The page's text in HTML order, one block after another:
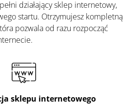
działający sklep internetowy,
startu. Otrzymujesz kompletną
pozwala od razu rozpocząć
sklepu internetowego